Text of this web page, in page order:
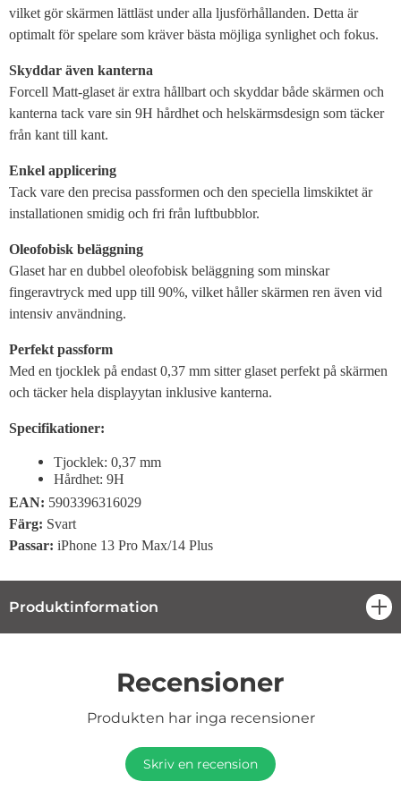
vilket gör skärmen lättläst under alla ljusförhållanden. Detta är
optimalt för spelare som kräver bästa möjliga synlighet och fokus.
Skyddar även kanterna
Forcell Matt-glaset är extra hållbart och skyddar både skärmen och
kanterna tack vare sin 9H hårdhet och helskärmsdesign som täcker
från kant till kant.
Enkel applicering
Tack vare den precisa passformen och den speciella limskiktet är
installationen smidig och fri från luftbubblor.
Oleofobisk beläggning
Glaset har en dubbel oleofobisk beläggning som minskar
fingeravtryck med upp till 90%, vilket håller skärmen ren även vid
intensiv användning.
Perfekt passform
Med en tjocklek på endast 0,37 mm sitter glaset perfekt på skärmen
och täcker hela displayytan inklusive kanterna.
Specifikationer:
Tjocklek: 0,37 mm
Hårdhet: 9H
EAN: 5903396316029
Färg: Svart
Passar: iPhone 13 Pro Max/14 Plus
Produktinformation
Recensioner
Produkten har inga recensioner
Skriv en recension